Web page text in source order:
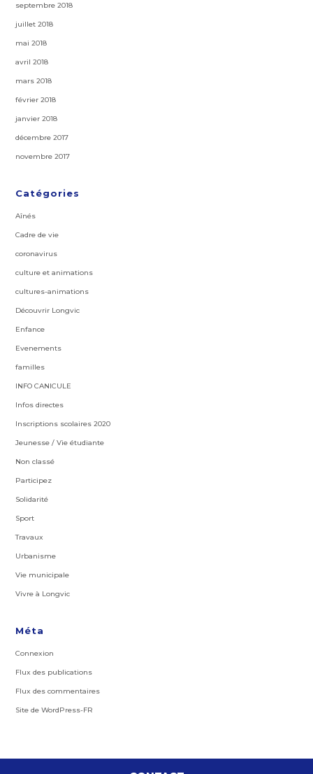
septembre 2018
juillet 2018
mai 2018
avril 2018
mars 2018
février 2018
janvier 2018
décembre 2017
novembre 2017
Catégories
Aînés
Cadre de vie
coronavirus
culture et animations
cultures-animations
Découvrir Longvic
Enfance
Evenements
familles
INFO CANICULE
Infos directes
Inscriptions scolaires 2020
Jeunesse / Vie étudiante
Non classé
Participez
Solidarité
Sport
Travaux
Urbanisme
Vie municipale
Vivre à Longvic
Méta
Connexion
Flux des publications
Flux des commentaires
Site de WordPress-FR